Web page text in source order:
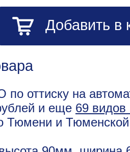
Добавить в
оттиску на
и еще 69 видов
Тюмени и